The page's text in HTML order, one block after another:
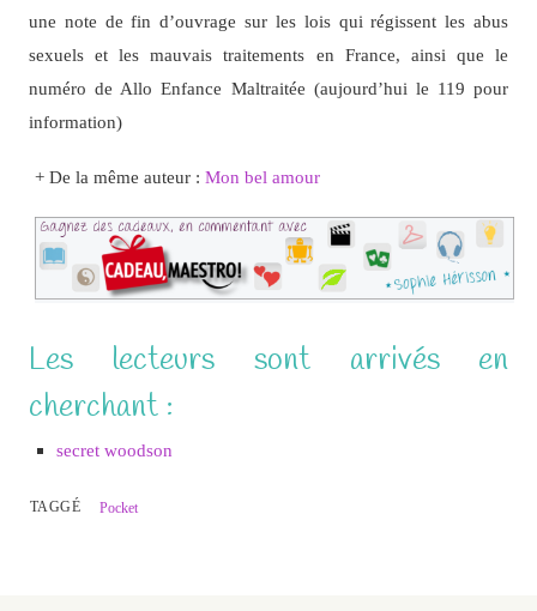
une note de fin d’ouvrage sur les lois qui régissent les abus
sexuels et les mauvais traitements en France, ainsi que le
numéro de Allo Enfance Maltraitée (aujourd’hui le 119 pour
information)
+ De la même auteur : Mon bel amour
Les lecteurs sont arrivés en
cherchant :
secret woodson
TAGGÉ Pocket